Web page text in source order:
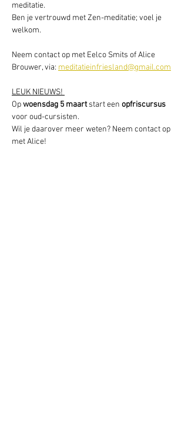
meditatie.
Ben je vertrouwd met Zen-meditatie; voel je
welkom.
Neem contact op met Eelco Smits of Alice
Brouwer, via: meditatieinfriesland@gmail.com
LEUK NIEUWS!
Op woensdag 5 maart start een opfriscursus
voor oud-cursisten.
Wil je daarover meer weten? Neem contact op
met Alice!